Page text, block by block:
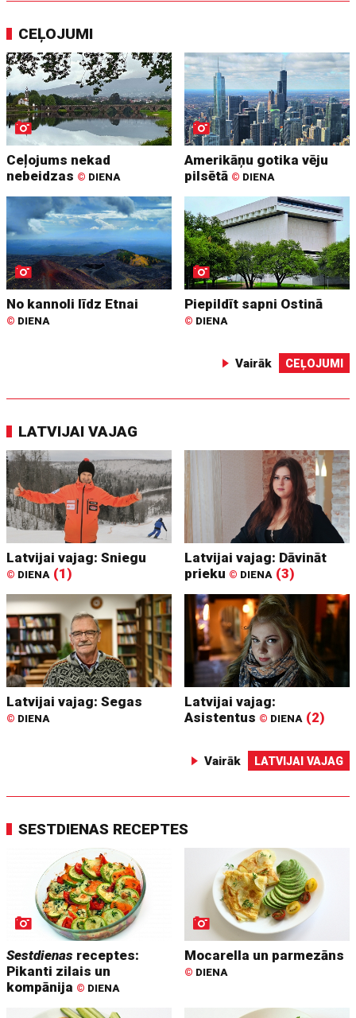
CEĻOJUMI
Ceļojums nekad
nebeidzas © DIENA
Amerikāņu gotika vēju
pilsētā © DIENA
No kannoli līdz Etnai
© DIENA
Piepildīt sapni Ostinā
© DIENA
Vairāk CEĻOJUMI
LATVIJAI VAJAG
Latvijai vajag: Sniegu
© DIENA (1)
Latvijai vajag: Dāvināt
prieku © DIENA (3)
Latvijai vajag: Segas
© DIENA
Latvijai vajag:
Asistentus © DIENA (2)
Vairāk LATVIJAI VAJAG
SESTDIENAS RECEPTES
Sestdienas receptes:
Pikanti zilais un
kompānija © DIENA
Mocarella un parmezāns
© DIENA